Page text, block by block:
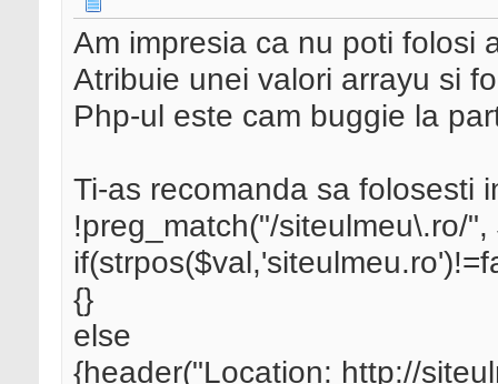
Am impresia ca nu poti folosi
Atribuie unei valori arrayu si
Php-ul este cam buggie la
Ti-as recomanda sa folosesti
!preg_match("/siteulmeu\.ro/
{}
else
{header("Location: http://